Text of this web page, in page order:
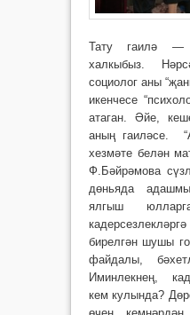
Тату гаилә —
халкыбыз.
социолог аны
икенчесе
атаган. Әйе,
аның гаиләсе.
хезмәте белән
Ф.Бәйрәмова
дөньяда
ялгыш
бирелгән шушы
файдалы,
Иминлекнең,
кем кулында?